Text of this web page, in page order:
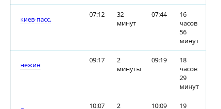
киев-пасс.
07:12
32
минут
07:44
16
часов
56
минут
нежин
09:17
2
минуты
09:19
18
часов
29
минут
10:07
2
10:09
19